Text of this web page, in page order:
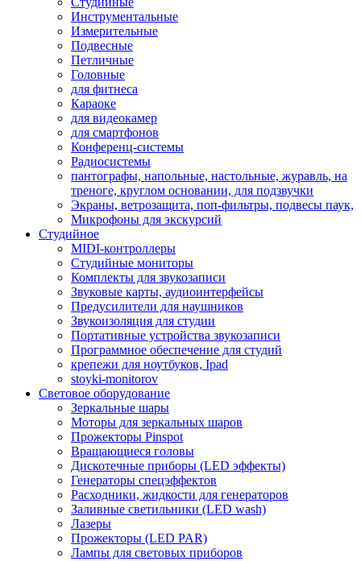
Инструментальные
Измерительные
Подвесные
Петличные
Головные
для фитнеса
Караоке
для видеокамер
для смартфонов
Конференц-системы
Радиосистемы
пантографы, напольные, настольные, журавль, на
треноге, круглом основании, для подзвучки
Экраны, ветрозащита, поп-фильтры, подвесы паук,
Микрофоны для экскурсий
Студийное
MIDI-контроллеры
Студийные мониторы
Комплекты для звукозаписи
Звуковые карты, аудиоинтерфейсы
Предусилители для наушников
Звукоизоляция для студии
Портативные устройства звукозаписи
Программное обеспечение для студий
крепежи для ноутбуков, Ipad
stoyki-monitorov
Световое оборудование
Зеркальные шары
Моторы для зеркальных шаров
Прожекторы Pinspot
Вращающиеся головы
Дискотечные приборы (LED эффекты)
Генераторы спецэффектов
Расходники, жидкости для генераторов
Заливные светильники (LED wash)
Лазеры
Прожекторы (LED PAR)
Лампы для световых приборов